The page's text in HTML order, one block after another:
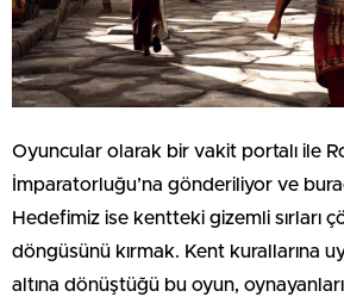
Oyuncular olarak bir vakit portalı ile
İmparatorluğu’na gönderiliyor ve
Hedefimiz ise kentteki gizemli sırları
döngüsünü kırmak. Kent kurallarına
altına dönüştüğü bu oyun,